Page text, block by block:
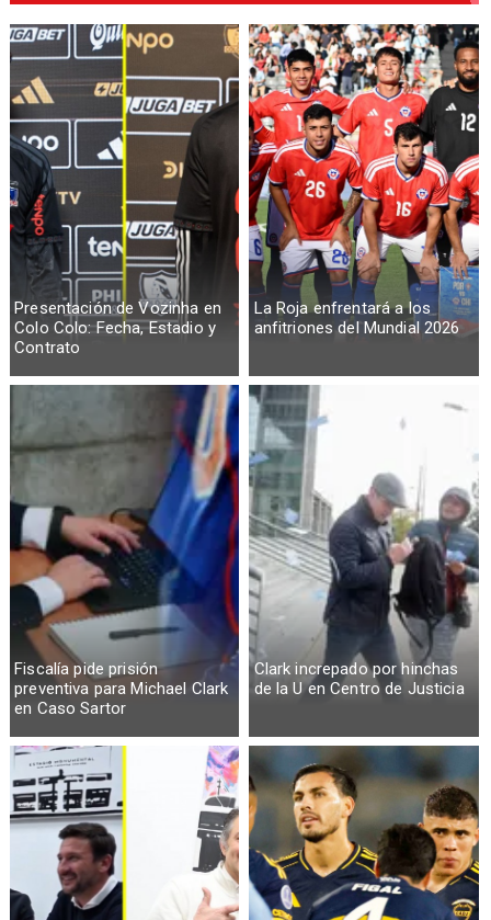
Presentación de Vozinha en
Colo Colo: Fecha, Estadio y
Contrato
La Roja enfrentará a los
anfitriones del Mundial 2026
Fiscalía pide prisión
preventiva para Michael Clark
en Caso Sartor
Clark increpado por hinchas
de la U en Centro de Justicia